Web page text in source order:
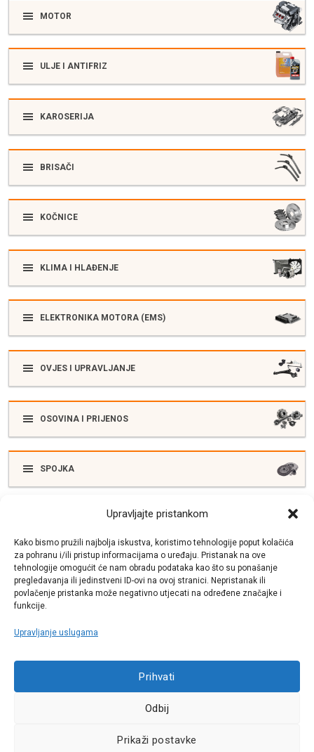
Upravljajte pristankom
Kako bismo pružili najbolja iskustva, koristimo tehnologije poput kolačića
za pohranu i/ili pristup informacijama o uređaju. Pristanak na ove
tehnologije omogućit će nam obradu podataka kao što su ponašanje
pregledavanja ili jedinstveni ID-ovi na ovoj stranici. Nepristanak ili
povlačenje pristanka može negativno utjecati na određene značajke i
funkcije.
Upravljanje uslugama
Prihvati
Odbij
Prikaži postavke
MOTOR
ULJE I ANTIFRIZ
KAROSERIJA
BRISAČI
KOČNICE
KLIMA I HLAĐENJE
ELEKTRONIKA MOTORA (EMS)
OVJES I UPRAVLJANJE
OSOVINA I PRIJENOS
SPOJKA
SUSTAV ISPUŠNIH PLINOVA
+38513030300